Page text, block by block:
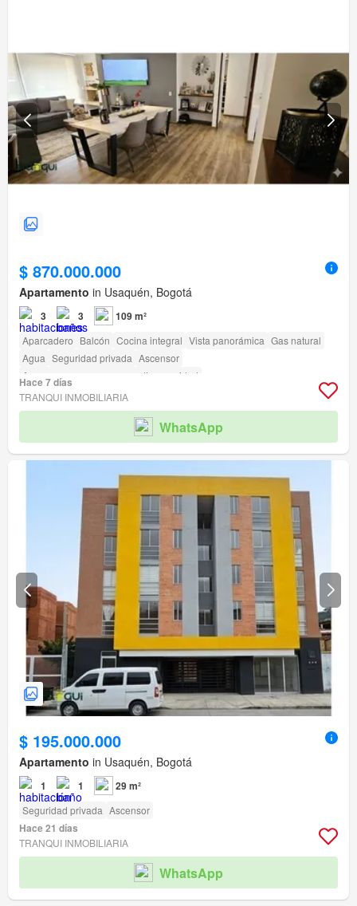
$ 870.000.000
Apartamento in Usaquén, Bogotá
3 3 109 m²
Aparcadero Balcón Cocina integral Vista panorámica Gas natural
Agua Seguridad privada Ascensor
Acceso para personas con discapacidad
Hace 7 días
TRANQUI INMOBILIARIA
WhatsApp
$ 195.000.000
Apartamento in Usaquén, Bogotá
1 1 29 m²
Seguridad privada Ascensor
Hace 21 días
TRANQUI INMOBILIARIA
WhatsApp